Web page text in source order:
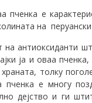
пченка е
на
антиоксиданти
ја и оваа
толку
пченка е многу
дејство и ги